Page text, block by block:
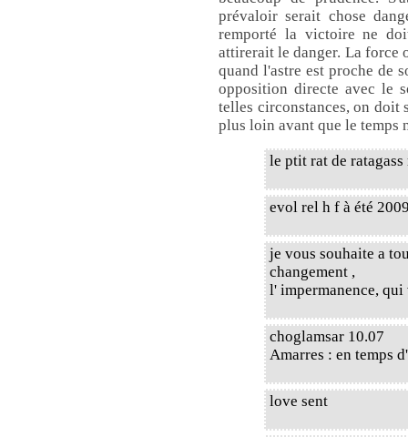
prévaloir serait chose
remporté la victoire ne
attirerait le danger. La force
quand l'astre est proche de
opposition directe avec le
telles circonstances, on doit
plus loin avant que le temps
le ptit rat de
evol rel h f à été
je vous souhaite a
changement ,
l' impermanence,
choglamsar 10.07
Amarres : en temps
love sent